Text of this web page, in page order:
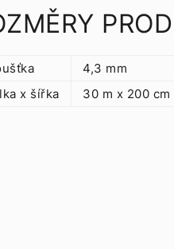
4,3 mm
x šířka
30 m x 200 cm